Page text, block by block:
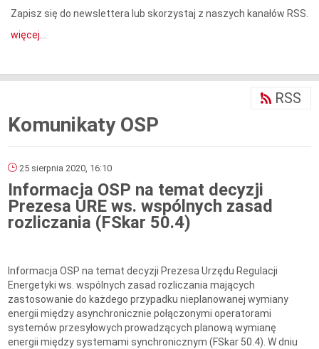
Zapisz się do newslettera lub skorzystaj z naszych kanałów RSS.
więcej...
Komunikaty OSP
RSS
25 sierpnia 2020, 16:10
Informacja OSP na temat decyzji
Prezesa URE ws. wspólnych zasad
rozliczania (FSkar 50.4)
Informacja OSP na temat decyzji Prezesa Urzędu Regulacji
Energetyki ws. wspólnych zasad rozliczania mających
zastosowanie do każdego przypadku nieplanowanej wymiany
energii między asynchronicznie połączonymi operatorami
systemów przesyłowych prowadzących planową wymianę
energii między systemami synchronicznym (FSkar 50.4). W dniu